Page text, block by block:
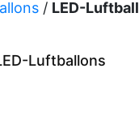
/ LED-
Luftballons